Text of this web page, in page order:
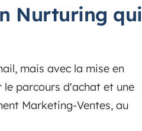
Nurturing qui
mais avec la mise en
le parcours d'achat et une
Marketing-Ventes, au